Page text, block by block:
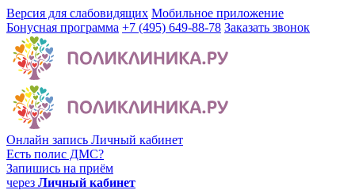
Версия для слабовидящих Мобильное приложение
Бонусная программа +7 (495) 649-88-78 Заказать звонок
Онлайн запись Личный кабинет
Есть полис ДМС?
Запишись на приём
через Личный кабинет